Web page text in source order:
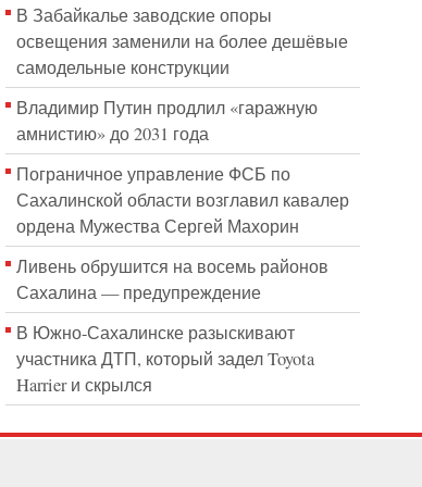
В Забайкалье заводские опоры
освещения заменили на более дешёвые
самодельные конструкции
Владимир Путин продлил «гаражную
амнистию» до 2031 года
Пограничное управление ФСБ по
Сахалинской области возглавил кавалер
ордена Мужества Сергей Махорин
Ливень обрушится на восемь районов
Сахалина — предупреждение
В Южно-Сахалинске разыскивают
участника ДТП, который задел Toyota
Harrier и скрылся